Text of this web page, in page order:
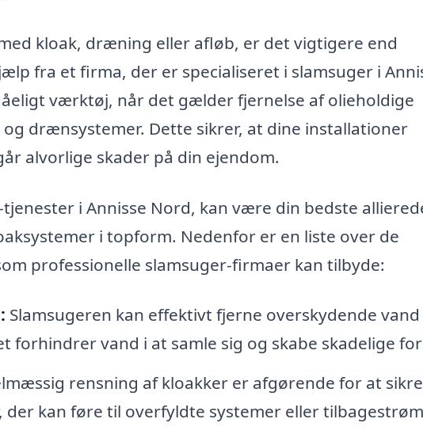
kloak, dræning eller afløb, er det vigtigere end
fra et firma, der er specialiseret i slamsuger i
værktøj, når det gælder fjernelse af olieholdige
drænsystemer. Dette sikrer, at dine installationer
alvorlige skader på din ejendom.
i Annisse Nord, kan være din bedste
i topform. Nedenfor er en liste over de
professionelle slamsuger-firmaer kan tilbyde:
Slamsugeren kan effektivt fjerne overskydende
forhindrer vand i at samle sig og skabe skadelige
rensning af kloakker er afgørende for at
kan føre til overfyldte systemer eller